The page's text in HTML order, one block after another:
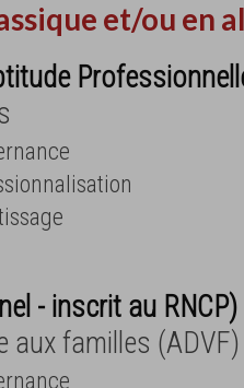
et/ou en
- inscrit au RNCP)
aux familles (ADVF)